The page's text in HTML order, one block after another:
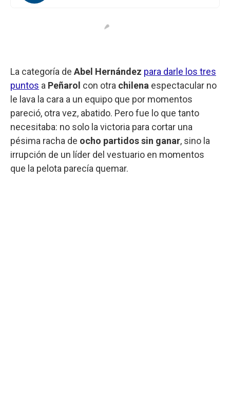
La categoría de Abel Hernández para darle los tres
puntos a Peñarol con otra chilena espectacular no
le lava la cara a un equipo que por momentos
pareció, otra vez, abatido. Pero fue lo que tanto
necesitaba: no solo la victoria para cortar una
pésima racha de ocho partidos sin ganar, sino la
irrupción de un líder del vestuario en momentos
que la pelota parecía quemar.